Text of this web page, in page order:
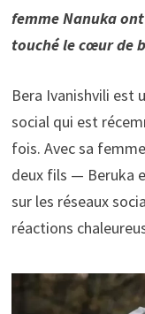
femme Nanuka
touché le cœur de
Bera Ivanishvili est
social qui est
fois. Avec sa
deux fils — Beruka
sur les réseaux
réactions